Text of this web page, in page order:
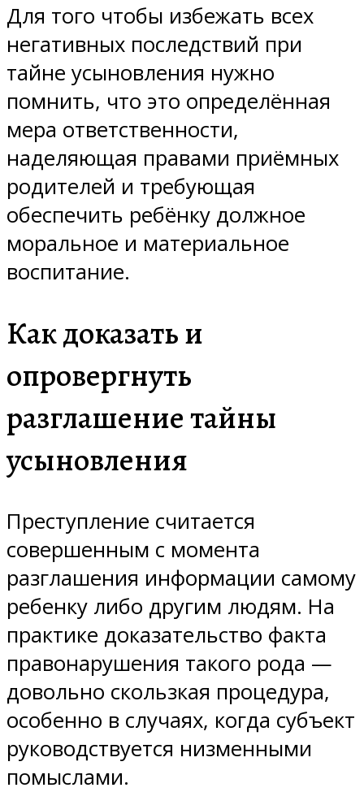
Для того чтобы избежать всех
негативных последствий при
тайне усыновления нужно
помнить, что это определённая
мера ответственности,
наделяющая правами приёмных
родителей и требующая
обеспечить ребёнку должное
моральное и материальное
воспитание.
Как доказать и
опровергнуть
разглашение тайны
усыновления
Преступление считается
совершенным с момента
разглашения информации самому
ребенку либо другим людям. На
практике доказательство факта
правонарушения такого рода —
довольно скользкая процедура,
особенно в случаях, когда субъект
руководствуется низменными
помыслами.